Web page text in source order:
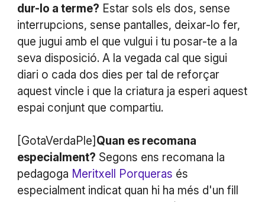
dur-lo a terme? Estar sols els dos, sense
interrupcions, sense pantalles, deixar-lo fer,
que jugui amb el que vulgui i tu posar-te a la
seva disposició. A la vegada cal que sigui
diari o cada dos dies per tal de reforçar
aquest vincle i que la criatura ja esperi aquest
espai conjunt que compartiu.
[GotaVerdaPle] Quan es recomana
especialment? Segons ens recomana la
pedagoga Meritxell Porqueras és
especialment indicat quan hi ha més d'un fill